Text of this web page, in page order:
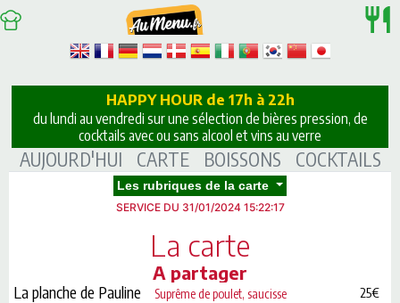
HAPPY HOUR de 17h à 22h
du lundi au vendredi sur une sélection de bières pression, de
cocktails avec ou sans alcool et vins au verre
AUJOURD'HUI CARTE BOISSONS COCKTAILS
Les rubriques de la carte
SERVICE DU 31/01/2024 15:22:17
La carte
A partager
25€
La planche de Pauline
Suprême de poulet, saucisse